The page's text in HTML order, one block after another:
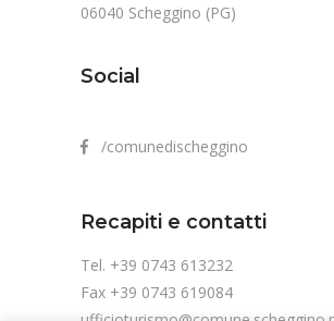
06040 Scheggino (PG)
Social
/comunedischeggino
Recapiti e contatti
Tel. +39 0743 613232
Fax +39 0743 619084